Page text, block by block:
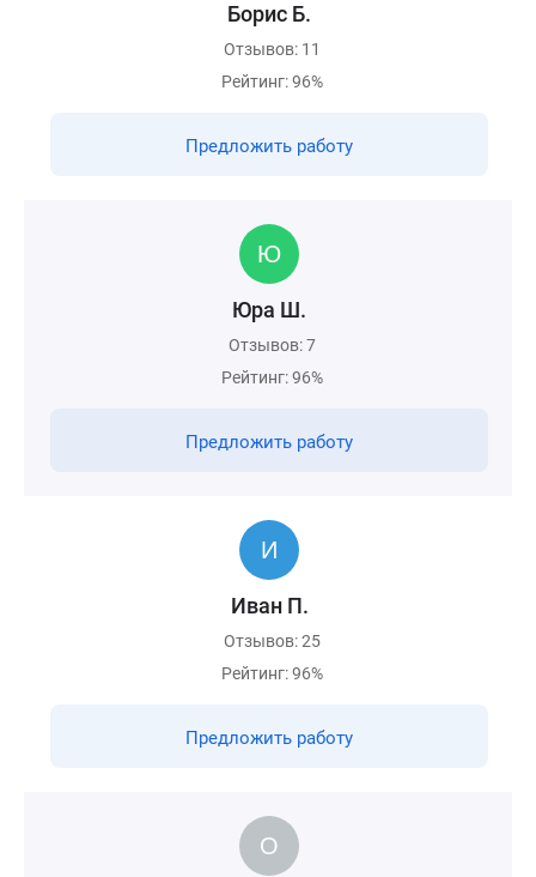
Борис Б.
Отзывов: 11
Рейтинг: 96%
Предложить работу
Юра Ш.
Отзывов: 7
Рейтинг: 96%
Предложить работу
Иван П.
Отзывов: 25
Рейтинг: 96%
Предложить работу